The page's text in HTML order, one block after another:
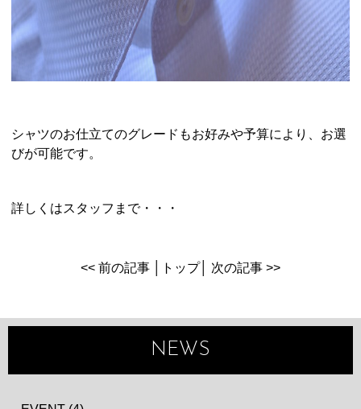
シャツのお仕立てのグレードもお好みや予算により、お選
びが可能です。
詳しくはスタッフまで・・・
<< 前の記事 トップ│ 次の記事 >>
NEWS